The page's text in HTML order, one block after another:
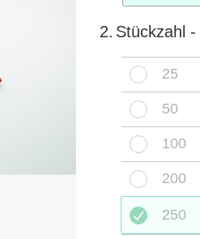
2. Stückzahl
25
50
100
200
250